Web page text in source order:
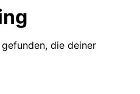
die deiner